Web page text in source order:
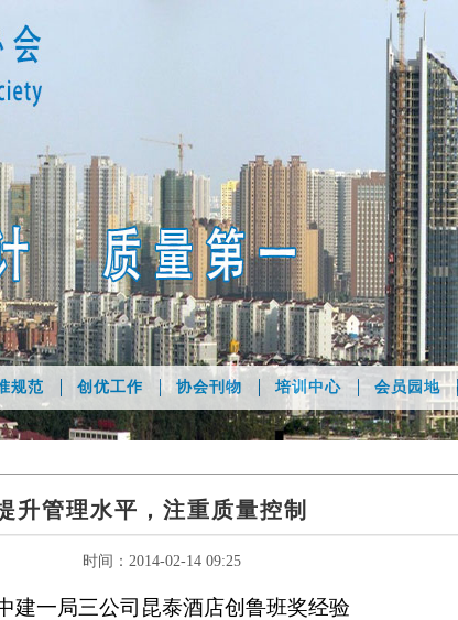
规范 创优工作 协会刊物 培训中心 会员园地
升管理水平，注重质量控制
时间：2014-02-14 09:25
建一局三公司昆泰酒店创鲁班奖经验